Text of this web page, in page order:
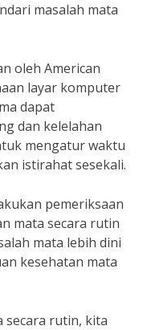
masalah mata
oleh American
layar komputer
dapat
dan kelelahan
mengatur waktu
istirahat sesekali.
pemeriksaan
mata secara rutin
mata lebih dini
kesehatan mata
secara rutin, kita